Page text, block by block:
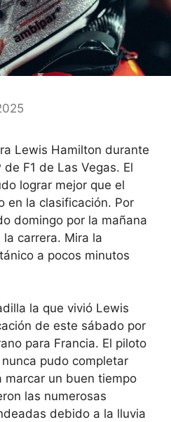
Lewis Hamilton durante
F1 de Las Vegas. El
lograr mejor que el
en la clasificación. Por
domingo por la mañana
carrera. Mira la
a pocos minutos
la que vivió Lewis
de este sábado por
para Francia. El piloto
pudo completar
marcar un buen tiempo
las numerosas
debido a la lluvia